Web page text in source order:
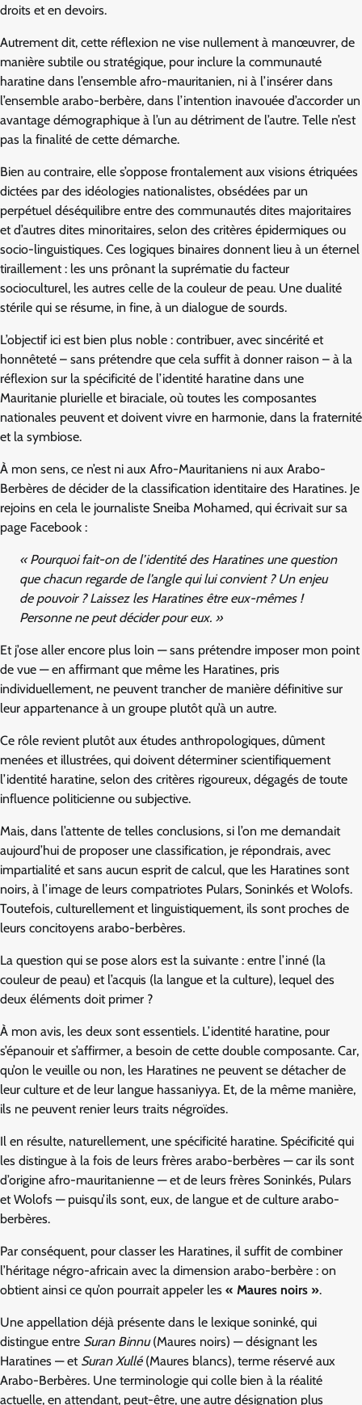
droits et en devoirs.
Autrement dit, cette réflexion ne vise nullement à manœuvrer, de
manière subtile ou stratégique, pour inclure la communauté
haratine dans l’ensemble afro-mauritanien, ni à l’insérer dans
l’ensemble arabo-berbère, dans l’intention inavouée d’accorder un
avantage démographique à l’un au détriment de l’autre. Telle n’est
pas la finalité de cette démarche.
Bien au contraire, elle s’oppose frontalement aux visions étriquées
dictées par des idéologies nationalistes, obsédées par un
perpétuel déséquilibre entre des communautés dites majoritaires
et d’autres dites minoritaires, selon des critères épidermiques ou
socio-linguistiques. Ces logiques binaires donnent lieu à un éternel
tiraillement : les uns prônant la suprématie du facteur
socioculturel, les autres celle de la couleur de peau. Une dualité
stérile qui se résume, in fine, à un dialogue de sourds.
L’objectif ici est bien plus noble : contribuer, avec sincérité et
honnêteté – sans prétendre que cela suffit à donner raison – à la
réflexion sur la spécificité de l’identité haratine dans une
Mauritanie plurielle et biraciale, où toutes les composantes
nationales peuvent et doivent vivre en harmonie, dans la fraternité
et la symbiose.
À mon sens, ce n’est ni aux Afro-Mauritaniens ni aux Arabo-
Berbères de décider de la classification identitaire des Haratines. Je
rejoins en cela le journaliste Sneiba Mohamed, qui écrivait sur sa
page Facebook :
« Pourquoi fait-on de l’identité des Haratines une question
que chacun regarde de l’angle qui lui convient ? Un enjeu
de pouvoir ? Laissez les Haratines être eux-mêmes !
Personne ne peut décider pour eux. »
Et j’ose aller encore plus loin — sans prétendre imposer mon point
de vue — en affirmant que même les Haratines, pris
individuellement, ne peuvent trancher de manière définitive sur
leur appartenance à un groupe plutôt qu’à un autre.
Ce rôle revient plutôt aux études anthropologiques, dûment
menées et illustrées, qui doivent déterminer scientifiquement
l’identité haratine, selon des critères rigoureux, dégagés de toute
influence politicienne ou subjective.
Mais, dans l’attente de telles conclusions, si l’on me demandait
aujourd’hui de proposer une classification, je répondrais, avec
impartialité et sans aucun esprit de calcul, que les Haratines sont
noirs, à l’image de leurs compatriotes Pulars, Soninkés et Wolofs.
Toutefois, culturellement et linguistiquement, ils sont proches de
leurs concitoyens arabo-berbères.
La question qui se pose alors est la suivante : entre l’inné (la
couleur de peau) et l’acquis (la langue et la culture), lequel des
deux éléments doit primer ?
À mon avis, les deux sont essentiels. L’identité haratine, pour
s’épanouir et s’affirmer, a besoin de cette double composante. Car,
qu’on le veuille ou non, les Haratines ne peuvent se détacher de
leur culture et de leur langue hassaniyya. Et, de la même manière,
ils ne peuvent renier leurs traits négroïdes.
Il en résulte, naturellement, une spécificité haratine. Spécificité qui
les distingue à la fois de leurs frères arabo-berbères — car ils sont
d’origine afro-mauritanienne — et de leurs frères Soninkés, Pulars
et Wolofs — puisqu’ils sont, eux, de langue et de culture arabo-
berbères.
Par conséquent, pour classer les Haratines, il suffit de combiner
l’héritage négro-africain avec la dimension arabo-berbère : on
obtient ainsi ce qu’on pourrait appeler les « Maures noirs ».
Une appellation déjà présente dans le lexique soninké, qui
distingue entre Suran Binnu(Maures noirs) — désignant les
Haratines — et Suran Xullé(Maures blancs), terme réservé aux
Arabo-Berbères. Une terminologie qui colle bien à la réalité
actuelle, en attendant, peut-être, une autre désignation plus